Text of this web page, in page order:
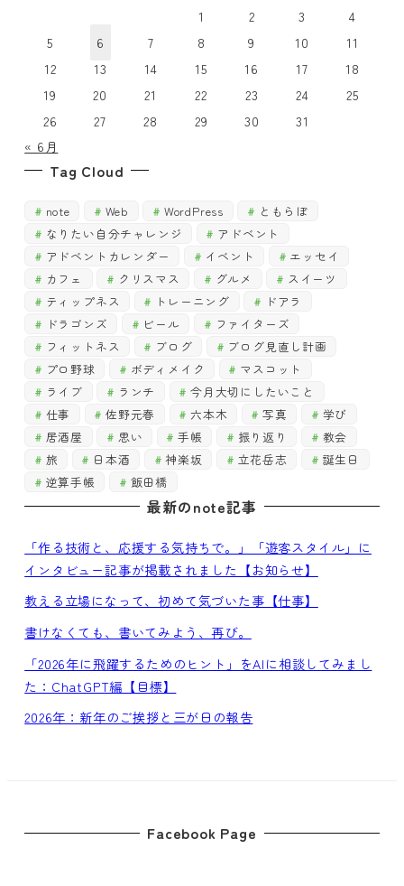
1
2 3
4
5
6 7 8 9 10
11
12
13 14 15 16 17
18
19
20 21 22 23 24
25
26
27 28 29 30
31
« 6月
Tag Cloud
note Web WordPress
ともらぼ
なりたい自分チャレンジ
アドベント
アドベントカレンダー
イベント
エッセイ
カフェ
クリスマス グルメ
スイーツ
ティップネス
トレーニング
ドアラ
ドラゴンズ
ビール
ファイターズ
フィットネス
ブログ
ブログ見直し計画
プロ野球
ボディメイク
マスコット
ライブ
ランチ
今月大切にしたいこと
仕事
佐野元春 六本木 写真
学び
居酒屋
思い 手帳 振り返り
教会
旅
日本酒 神楽坂 立花岳志
誕生日
逆算手帳
飯田橋
最新のnote記事
「作る技術と、応援する気持ちで。」「遊客スタイル」に
インタビュー記事が掲載されました【お知らせ】
教える立場になって、初めて気づいた事【仕事】
書けなくても、書いてみよう、再び。
「2026年に飛躍するためのヒント」をAIに相談してみまし
た：ChatGPT編【目標】
2026年：新年のご挨拶と三が日の報告
Facebook Page